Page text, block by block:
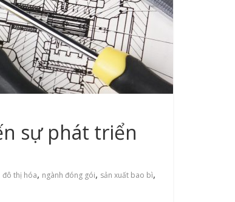
sự phát triển
đô thị hóa, ngành đóng gói, sản xuất bao bì,